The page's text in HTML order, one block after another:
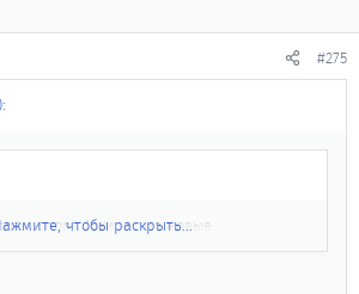
#275
спорт 16ки купил новые
чтобы раскрыть...